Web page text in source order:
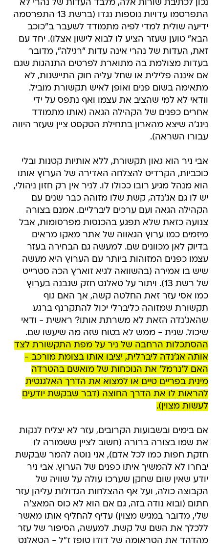
נכון לכתיבת שורות אלה, מלבד העדות של נהרי לא
התפרסמו עדויות נוספות נגדו (ברשת 13 התפרסמה
ידיעה שולית למדי לפיה מתמודד לשעבר ב"כוכב
הבא" טוען שעזר הציע לו לבוא לישון אצלו). יחד עם
זאת, העדות של נהרי אינה עדות "רגילה", מדובר
בעדות מצולמת בה מתוארת לפרטים התנהגות שגם
אם איננה פלילית או שחל עליה חוק התיישנות, לא
מתאימה בשום פנים ואופן לאיש תקשורת מוביל.
וודאי לא למי שהציב את עצמו ואף נתפס על ידי
אחרים כפנים של הקהילה הגאה (אותו מתמודד
נינג'ה שיצא מהארון בתחילת הטקסט ציין שעזר היווה
עבורו השראה).
אבי ניר הוא גאון תקשורת, ללא אותיות קטנות ובלי
כוכביות, הקרדיט להצלחה האדירה של הערוץ אותו
הוא מנהל מגיע רובו ככולו לו. לניר אין רק חזון ניהולי,
יש לו גם אג'נדה, קשת שלו מזוהה כבר שנים עם
הקהילה הגאה ועם ערכים ליברליים. אמנם בצורה
צנועה כזאת שלא תפגע בהכנסות מפרסומות, אבל
מיזמים כמו ערוץ הגאווה של אתר מאקו מראים
בדיוק לאן מכוונים שם. למעשה גם הבחירה בעזר
עצמו כפנים המזוהות ביותר עם הערוץ היא מעשה
שיש בו אמירה (בהשוואה לגיא זוארץ הכה סטרייט
של רשת 13). ויתור על טאלנט חזק שנבנה בערוץ
כמו אסי עזר זאת החלטה קשה, אך האם גוף
תקשורת שמזוהה כליברלי יכול להתקרנף ברגע
שהאג'נדה הזאת לא משרתת אותו? ראשית - ודאי
שיכול. שנית - ממש לא בטוח שזה מה שיעשו שם.
ההסתכלות הרחבה של ניר על מפת התקשורת לצד
אותה אג'נדה ליברלית, יציבו אותו בצומת מורכב -
האם ל'נרמל' את הנוכחות של מואשם בהטרדה
מינית בפריים טיים או למצוא את הדרך האלגנטית
להראות לו את הדרך החוצה (דבר שבקשת יודעים
לעשות מצוין).
אם בימים ובשבועות הקרובים, עזר לא יצליח לנקות
את שמו בצורה ברורה (חשוב לציין ששמורה לו
חזקת חפות כמו לכל אדם), אני נוטה להמר שבקשת
יבחרו לא להמשיך איתו כפנים של הערוץ. אבי ניר
יודע שאין שום שחקן שערכו עולה על שוויה של
הקבוצה כולה, ועל אף ההצלחות הגדולות עליהן עזר
חתום (ובוא נודה בזה, גם אם הוא לא כוס המאצ'ה
שלי, מדובר במגיש מצוין) עדיף להחליף אותו מאשר
ללכלך את השם של קשת. למעשה, הסיפור של עזר
מהדהד את הטראומה של דודו טופז ז"ל - הטאלנט